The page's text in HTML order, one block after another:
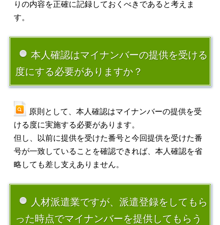
りの内容を正確に記録しておくべきであると考えま
す。
本人確認はマイナンバーの提供を受ける
度にする必要がありますか？
原則として、本人確認はマイナンバーの提供を受
ける度に実施する必要があります。
但し、以前に提供を受けた番号と今回提供を受けた番
号が一致していることを確認できれば、本人確認を省
略しても差し支えありません。
人材派遣業ですが、派遣登録をしてもら
った時点でマイナンバーを提供してもらう